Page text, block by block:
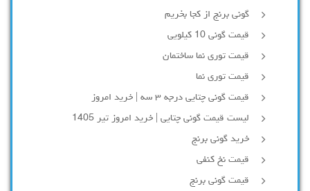
گونی برنج از کجا بخریم
قیمت گونی 10 کیلویی
قیمت توری نما ساختمان
قیمت توری نما
قیمت گونی چتایی درجه ۳ سه | خرید امروز
لیست قیمت گونی چتایی | خرید امروز تیر 1405
خرید گونی برنج
قیمت نخ کنفی
قیمت گونی برنج